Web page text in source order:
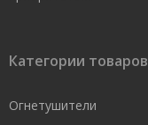
Категории товаров
Огнетушители